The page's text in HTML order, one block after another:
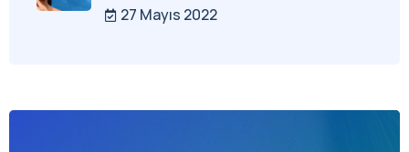
27 Mayıs 2022